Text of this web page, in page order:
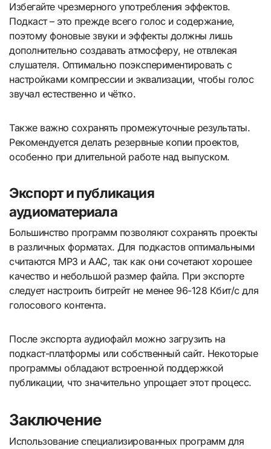
Избегайте чрезмерного употребления эффектов.
Подкаст – это прежде всего голос и содержание,
поэтому фоновые звуки и эффекты должны лишь
дополнительно создавать атмосферу, не отвлекая
слушателя. Оптимально поэкспериментировать с
настройками компрессии и эквализации, чтобы голос
звучал естественно и чётко.
Также важно сохранять промежуточные результаты.
Рекомендуется делать резервные копии проектов,
особенно при длительной работе над выпуском.
Экспорт и публикация
аудиоматериала
Большинство программ позволяют сохранять проекты
в различных форматах. Для подкастов оптимальными
считаются MP3 и AAC, так как они сочетают хорошее
качество и небольшой размер файла. При экспорте
следует настроить битрейт не менее 96-128 Кбит/с для
голосового контента.
После экспорта аудиофайл можно загрузить на
подкаст-платформы или собственный сайт. Некоторые
программы обладают встроенной поддержкой
публикации, что значительно упрощает этот процесс.
Заключение
Использование специализированных программ для